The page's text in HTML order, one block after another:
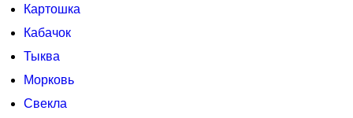
Картошка
Кабачок
Тыква
Морковь
Свекла